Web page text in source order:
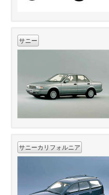
サニー
サニーカリフォルニア